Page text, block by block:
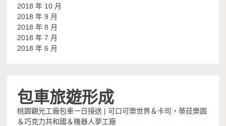
2018 年 10 月
2018 年 9 月
2018 年 8 月
2018 年 7 月
2018 年 6 月
包車旅遊形成
桃園觀光工廠包車一日接送 | 可口可樂世界＆卡司，蒂菈樂園
＆巧克力共和國＆機器人夢工廠